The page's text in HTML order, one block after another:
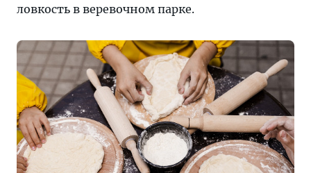
ловкость в веревочном парке.